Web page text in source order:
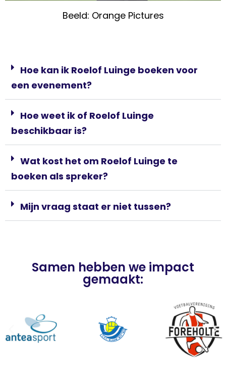
Beeld: Orange Pictures
Hoe kan ik Roelof Luinge boeken voor
een evenement?
Hoe weet ik of Roelof Luinge
beschikbaar is?
Wat kost het om Roelof Luinge te
boeken als spreker?
Mijn vraag staat er niet tussen?
Samen hebben we impact
gemaakt: